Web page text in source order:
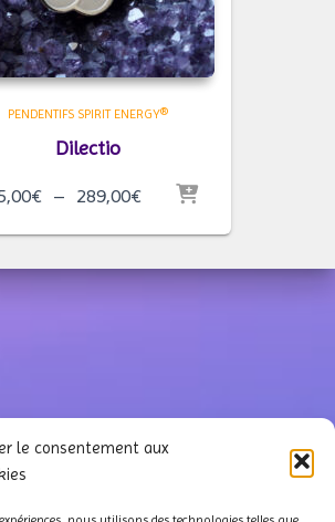
le consentement aux
PENDENTIFS SPIRIT ENERGY®
Dilectio
€ – 289,00€Plage
prix :
175,00€